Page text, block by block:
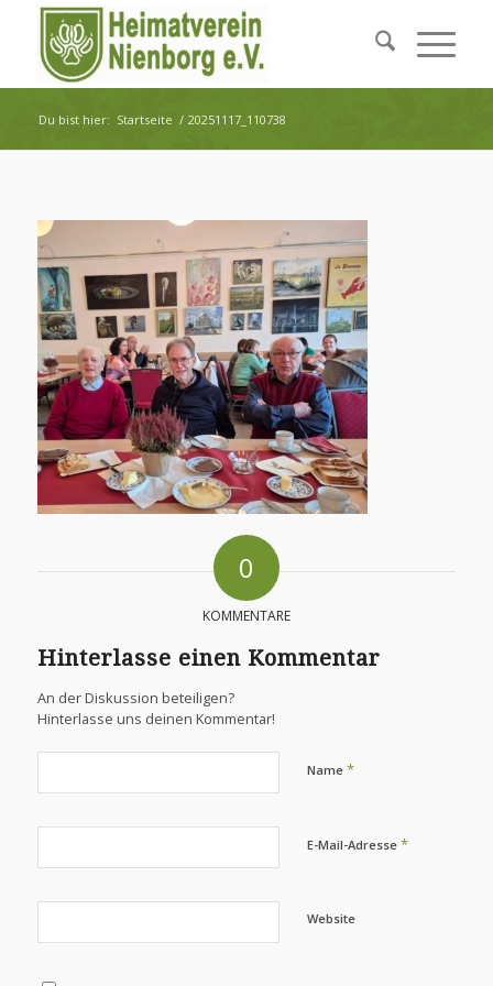
Du bist hier: Startseite / 20251117_110738
0
KOMMENTARE
Hinterlasse einen Kommentar
An der Diskussion beteiligen?
Hinterlasse uns deinen Kommentar!
Name *
E-Mail-Adresse *
Website